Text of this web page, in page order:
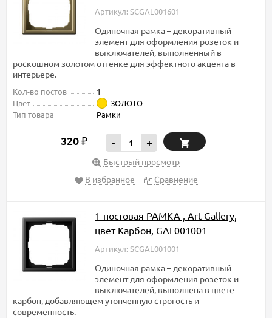
Артикул: SCGAL001601
Одиночная рамка – декоративный
элемент для оформления розеток и
выключателей, выполненный в
роскошном золотом оттенке для эффектного акцента в
интерьере.
Кол-во постов
1
Цвет
ЗОЛОТО
Тип товара
Рамки
320 ₽ - +
Быстрый просмотр
В избранное
Сравнение
1-постовая РАМКА , Art Gallery,
цвет Карбон, GAL001001
Артикул: SCGAL001001
Одиночная рамка – декоративный
элемент для оформления розеток и
выключателей, выполнена в цвете
карбон, добавляющем утонченную строгость и
современность.